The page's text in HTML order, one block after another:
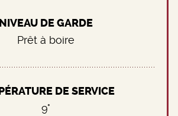
NIVEAU DE GARDE
Prêt à boire
DE SERVICE
9°